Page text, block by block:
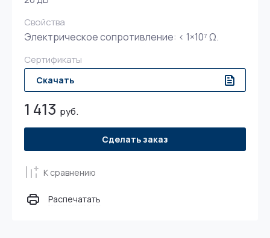
Свойства
Электрическое сопротивление: < 1×10⁷ Ω.
Сертификаты
Скачать
1 413 руб.
Сделать заказ
К сравнению
Распечатать